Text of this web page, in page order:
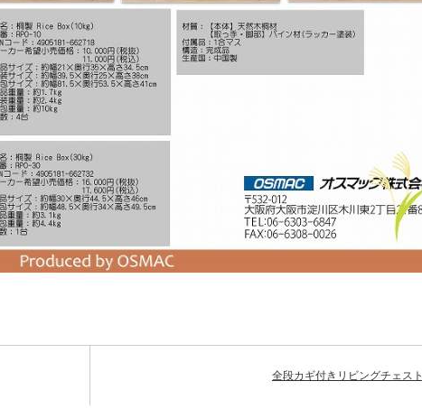
全段カギ付きリビングチェスト